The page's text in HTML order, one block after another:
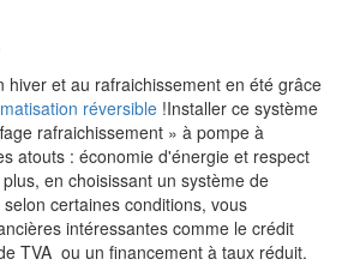
hiver et au rafraichissement en été grâce
réversible !Installer ce système
rafraichissement » à pompe à
atouts : économie d'énergie et respect
en choisissant un système de
certaines conditions, vous
intéressantes comme le crédit
TVA ou un financement à taux réduit.